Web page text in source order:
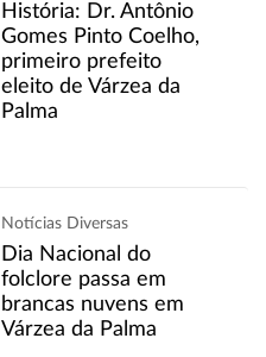
História: Dr. Antônio
Gomes Pinto Coelho,
primeiro prefeito
eleito de Várzea da
Palma
Notícias Diversas
Dia Nacional do
folclore passa em
brancas nuvens em
Várzea da Palma